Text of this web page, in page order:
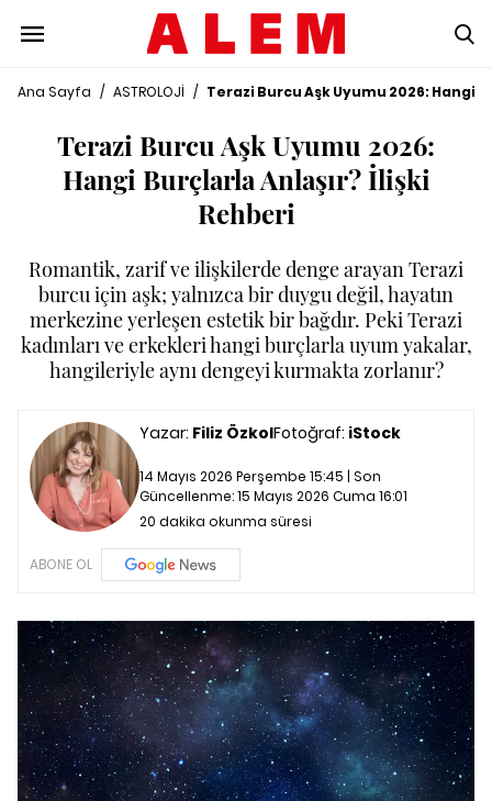
Ana Sayfa / ASTROLOJİ / Terazi Burcu Aşk Uyumu 2026: Hangi
Terazi Burcu Aşk Uyumu 2026:
Hangi Burçlarla Anlaşır? İlişki
Rehberi
Romantik, zarif ve ilişkilerde denge arayan Terazi
burcu için aşk; yalnızca bir duygu değil, hayatın
merkezine yerleşen estetik bir bağdır. Peki Terazi
kadınları ve erkekleri hangi burçlarla uyum yakalar,
hangileriyle aynı dengeyi kurmakta zorlanır?
Yazar: Filiz ÖzkolFotoğraf: iStock
14 Mayıs 2026 Perşembe 15:45 | Son
Güncellenme:15 Mayıs 2026 Cuma 16:01
20 dakika okunma süresi
ABONE OL